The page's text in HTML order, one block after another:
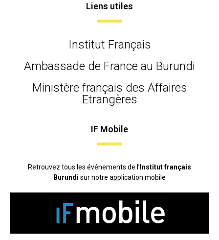
Liens utiles
Institut Français
Ambassade de France au Burundi
Ministère français des Affaires
Etrangères
IF Mobile
Retrouvez tous les événements de l’ Institut français
Burundi sur notre application mobile